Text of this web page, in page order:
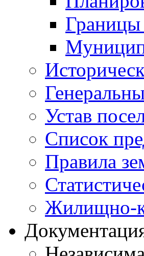
Границы
Устав
Список
Правила
Жилищно-